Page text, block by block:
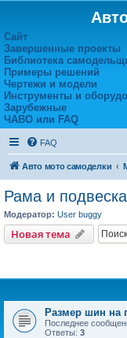
Сайт
Завершенные проекты
Библиотека
Примеры решений
Чертежи и модели
Инструменты и
Зарубежные
ЧАВО или FAQ
FAQ
Авто мото самоделки
Рама и
Модератор: User buggy
Новая тема
Размер шин на
Последнее
Ответы: 3